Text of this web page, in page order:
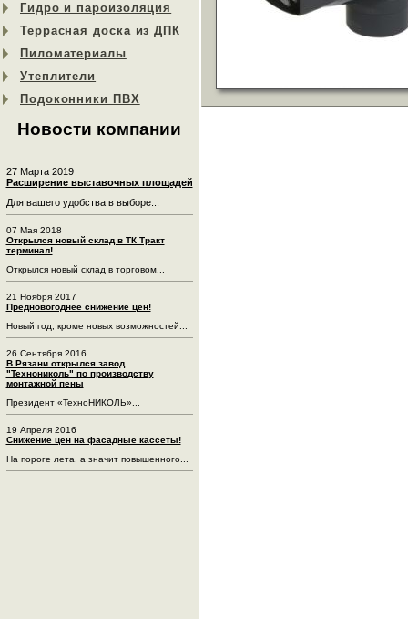
Гидро и пароизоляция
Террасная доска из ДПК
Пиломатериалы
Утеплители
Подоконники ПВХ
Новости компании
27 Марта 2019
Расширение выставочных площадей
Для вашего удобства в выборе...
07 Мая 2018
Открылся новый склад в ТК Тракт
терминал!
Открылся новый склад в торговом...
21 Ноября 2017
Предновогоднее снижение цен!
Новый год, кроме новых возможностей...
26 Сентября 2016
В Рязани открылся завод
"Технониколь" по производству
монтажной пены
Президент «ТехноНИКОЛЬ»...
19 Апреля 2016
Снижение цен на фасадные кассеты!
На пороге лета, а значит повышенного...